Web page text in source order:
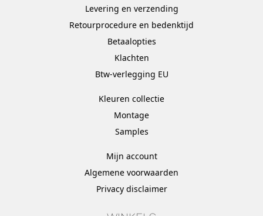
Levering en verzending
Retourprocedure en bedenktijd
Betaalopties
Klachten
Btw-verlegging EU
Kleuren collectie
Montage
Samples
Mijn account
Algemene voorwaarden
Privacy disclaimer